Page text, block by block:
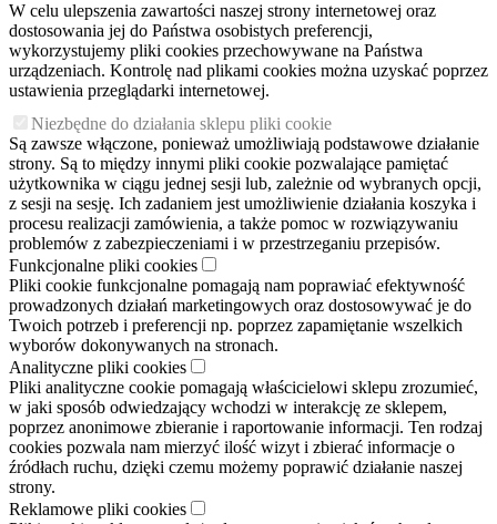
W celu ulepszenia zawartości naszej strony internetowej oraz
dostosowania jej do Państwa osobistych preferencji,
wykorzystujemy pliki cookies przechowywane na Państwa
urządzeniach. Kontrolę nad plikami cookies można uzyskać poprzez
ustawienia przeglądarki internetowej.
Niezbędne do działania sklepu pliki cookie
Są zawsze włączone, ponieważ umożliwiają podstawowe działanie
strony. Są to między innymi pliki cookie pozwalające pamiętać
użytkownika w ciągu jednej sesji lub, zależnie od wybranych opcji,
z sesji na sesję. Ich zadaniem jest umożliwienie działania koszyka i
procesu realizacji zamówienia, a także pomoc w rozwiązywaniu
problemów z zabezpieczeniami i w przestrzeganiu przepisów.
Funkcjonalne pliki cookies
Pliki cookie funkcjonalne pomagają nam poprawiać efektywność
prowadzonych działań marketingowych oraz dostosowywać je do
Twoich potrzeb i preferencji np. poprzez zapamiętanie wszelkich
wyborów dokonywanych na stronach.
Analityczne pliki cookies
Pliki analityczne cookie pomagają właścicielowi sklepu zrozumieć,
w jaki sposób odwiedzający wchodzi w interakcję ze sklepem,
poprzez anonimowe zbieranie i raportowanie informacji. Ten rodzaj
cookies pozwala nam mierzyć ilość wizyt i zbierać informacje o
źródłach ruchu, dzięki czemu możemy poprawić działanie naszej
strony.
Reklamowe pliki cookies